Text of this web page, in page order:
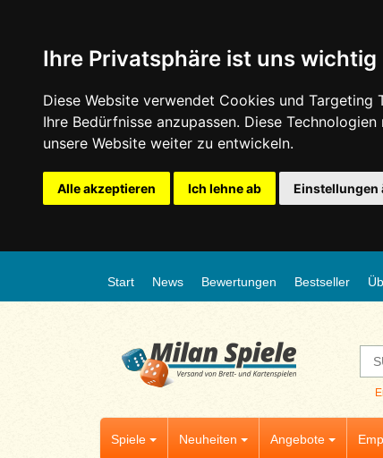
Ihre Privatsphäre ist uns wichtig
Diese Website verwendet Cookies und Targeting
Ihre Bedürfnisse anzupassen. Diese
unsere Website weiter zu entwickeln.
Alle akzeptieren Ich lehne ab Einstellungen
Start News Bewertungen Bestseller
Spiele Neuheiten Angebote